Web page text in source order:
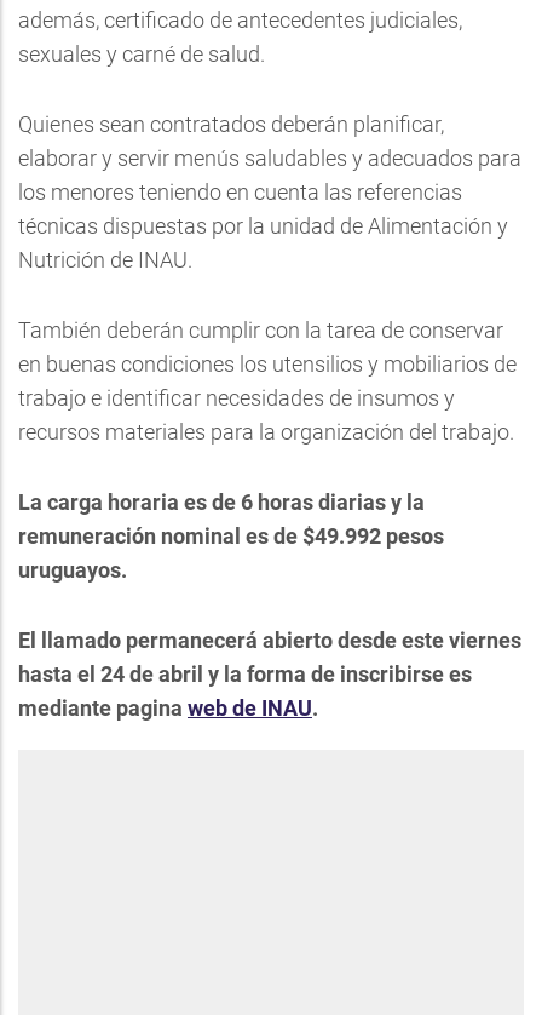
además, certificado de antecedentes judiciales,
sexuales y carné de salud.
Quienes sean contratados deberán planificar,
elaborar y servir menús saludables y adecuados para
los menores teniendo en cuenta las referencias
técnicas dispuestas por la unidad de Alimentación y
Nutrición de INAU.
También deberán cumplir con la tarea de conservar
en buenas condiciones los utensilios y mobiliarios de
trabajo e identificar necesidades de insumos y
recursos materiales para la organización del trabajo.
La carga horaria es de 6 horas diarias y la
remuneración nominal es de $49.992 pesos
uruguayos.
El llamado permanecerá abierto desde este viernes
hasta el 24 de abril y la forma de inscribirse es
mediante pagina web de INAU.